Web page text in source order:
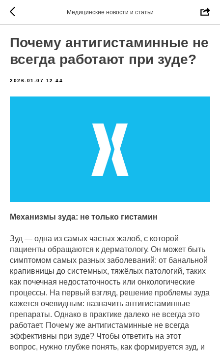
Медицинские новости и статьи
Почему антигистаминные не
всегда работают при зуде?
2026-01-07 12:44
Механизмы зуда: не только гистамин
Зуд — одна из самых частых жалоб, с которой
пациенты обращаются к дерматологу. Он может быть
симптомом самых разных заболеваний: от банальной
крапивницы до системных, тяжёлых патологий, таких
как почечная недостаточность или онкологические
процессы. На первый взгляд, решение проблемы зуда
кажется очевидным: назначить антигистаминные
препараты. Однако в практике далеко не всегда это
работает. Почему же антигистаминные не всегда
эффективны при зуде? Чтобы ответить на этот
вопрос, нужно глубже понять, как формируется зуд, и